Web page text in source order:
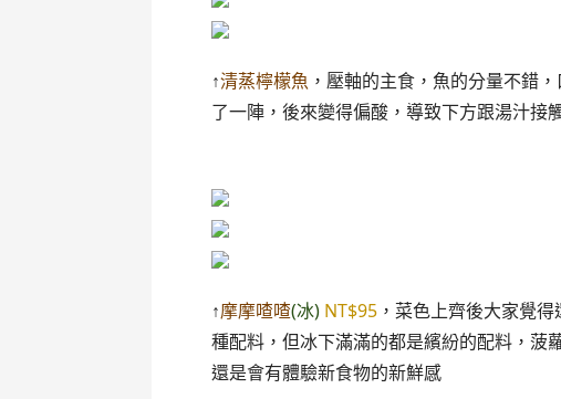
↑清蒸檸檬魚 ，壓軸的主食，魚的分量不錯
了一陣，後來變得偏酸，導致下方跟湯汁接
↑摩摩喳喳(冰) NT$95 ，菜色上齊後大家覺
種配料，但冰下滿滿的都是繽紛的配料，菠
還是會有體驗新食物的新鮮感